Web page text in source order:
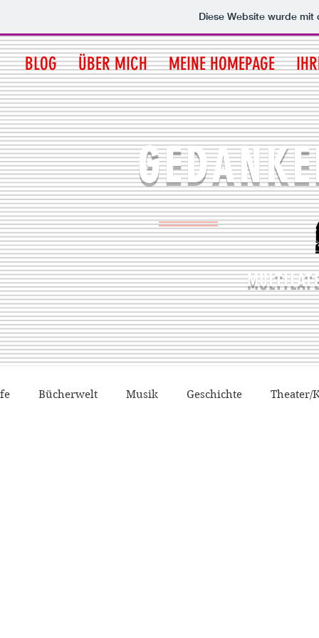
Diese Website wurde
BLOG ÜBER MICH MEINE HOMEPAGE
Bücherwelt Musik Geschichte Theater/